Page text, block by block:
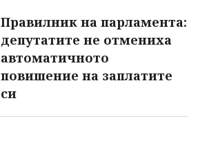
Правилник на парламента:
депутатите не отмениха
автоматичното
повишение на заплатите
си